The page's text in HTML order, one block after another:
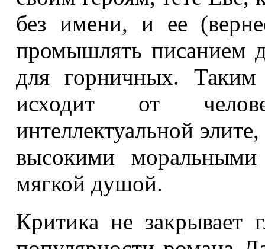
без имени, и ее
промышлять писанием
для горничных.
исходит от
интеллектуальной
высокими моральными
мягкой душой.
Критика не закрывает